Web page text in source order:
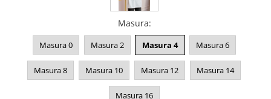
Masura:
Masura 0 Masura 2 Masura 4 Masura 6
Masura 8 Masura 10 Masura 12 Masura 14
Masura 16